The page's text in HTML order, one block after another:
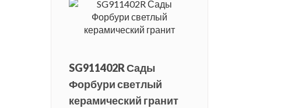
SG911402R Сады
Форбури светлый
керамический гранит